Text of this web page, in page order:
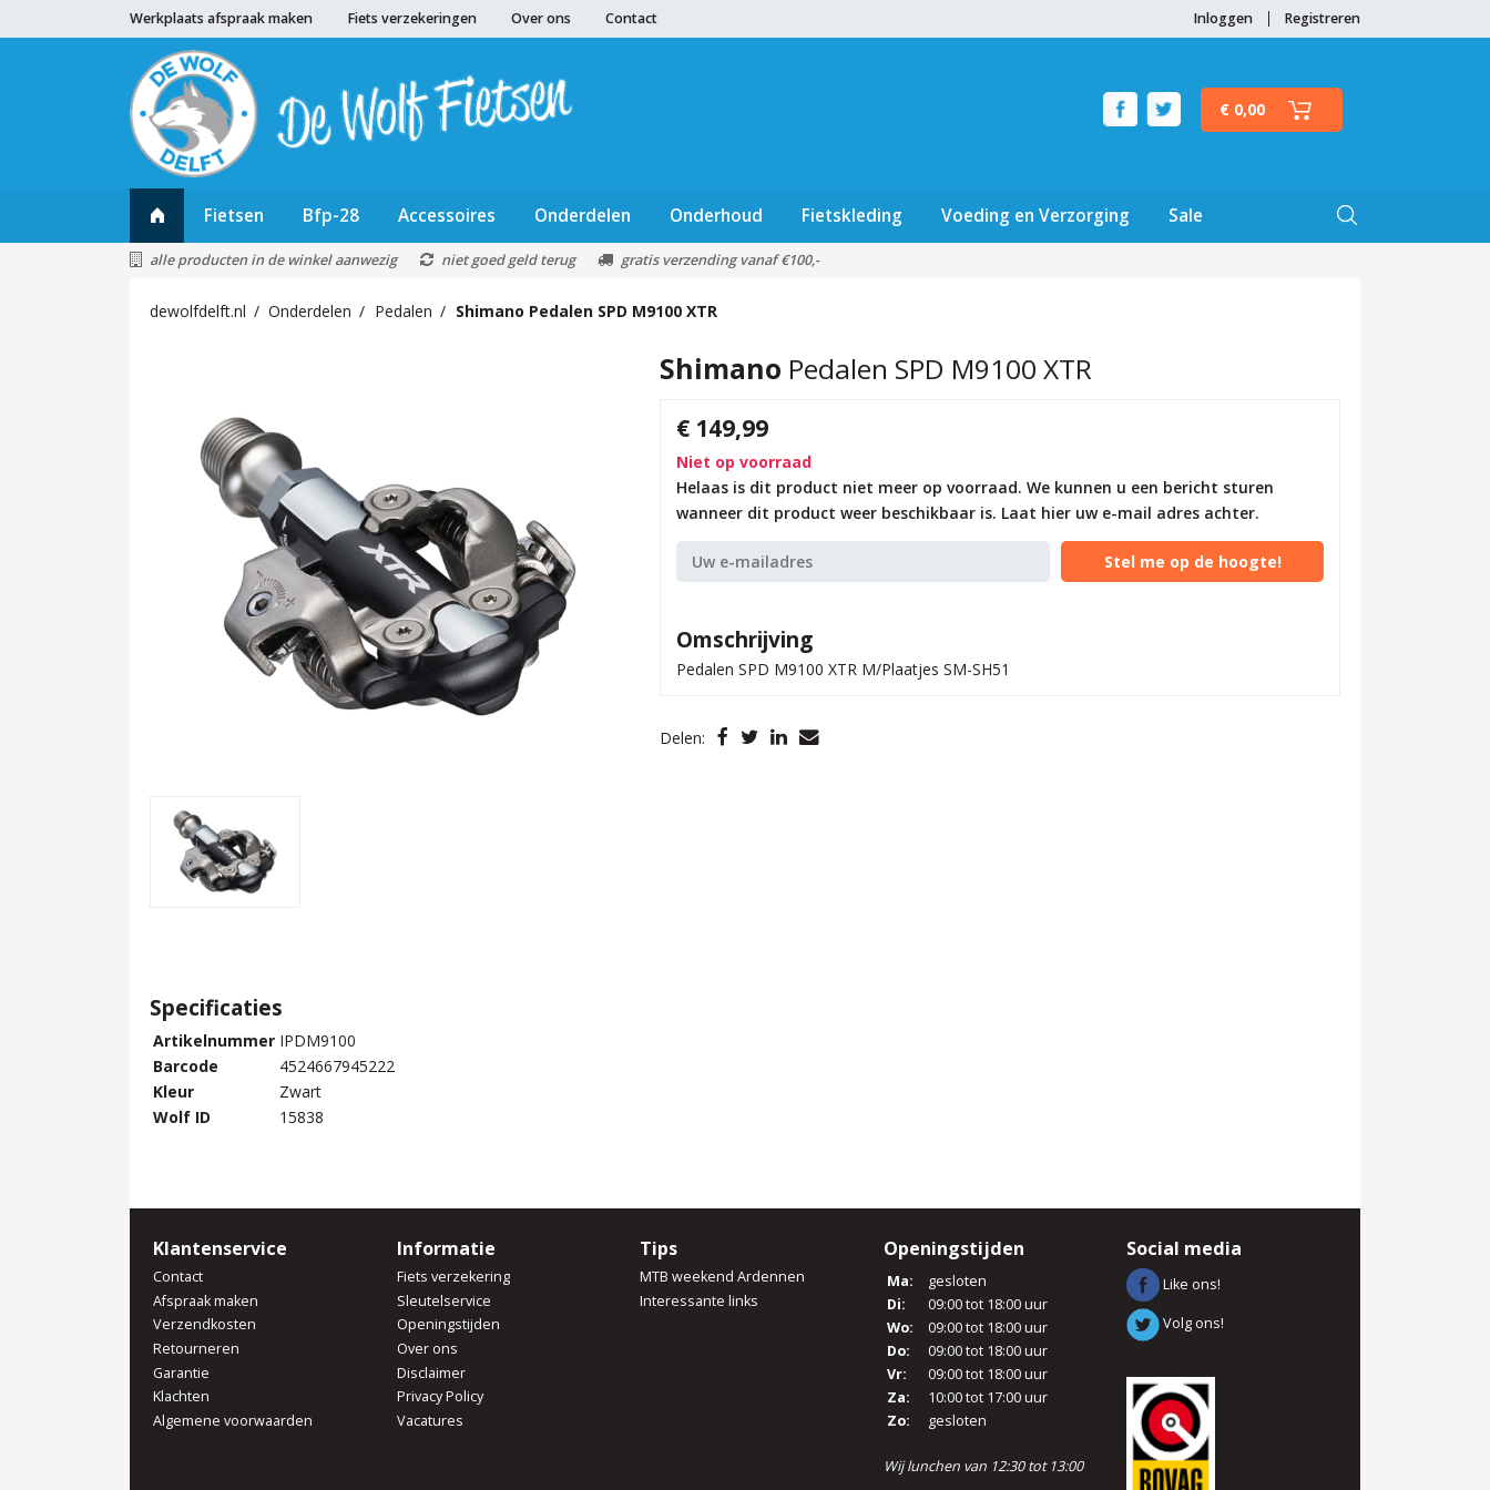
Werkplaats afspraak maken Fiets verzekeringen Over ons Contact Registreren
Inloggen
€ 0,00
Fietsen Bfp-28 Accessoires Onderdelen Onderhoud Fietskleding Voeding en Verzorging Sale
alle producten in de winkel aanwezig niet goed geld terug gratis verzending vanaf €100,-
dewolfdelft.nl Onderdelen Pedalen Shimano Pedalen SPD M9100 XTR
Shimano Pedalen SPD M9100 XTR
€ 149,99
Niet op voorraad
Helaas is dit product niet meer op voorraad. We kunnen u een bericht sturen
wanneer dit product weer beschikbaar is. Laat hier uw e-mail adres achter.
Stel me op de hoogte!
Omschrijving
Pedalen SPD M9100 XTR M/Plaatjes SM-SH51
Delen:
Specificaties
Artikelnummer IPDM9100
Barcode
4524667945222
Kleur
Zwart
Wolf ID
15838
Klantenservice
Contact
Afspraak maken
Verzendkosten
Retourneren
Garantie
Klachten
Algemene voorwaarden
Informatie
Fiets verzekering
Sleutelservice
Openingstijden
Over ons
Disclaimer
Privacy Policy
Vacatures
Tips
MTB weekend Ardennen
Interessante links
Openingstijden
Ma:
gesloten
Di:
09:00 tot 18:00 uur
Wo:
09:00 tot 18:00 uur
Do:
09:00 tot 18:00 uur
Vr:
09:00 tot 18:00 uur
Za:
10:00 tot 17:00 uur
Zo:
gesloten
Wij lunchen van 12:30 tot 13:00
Social media
Like ons!
Volg ons!